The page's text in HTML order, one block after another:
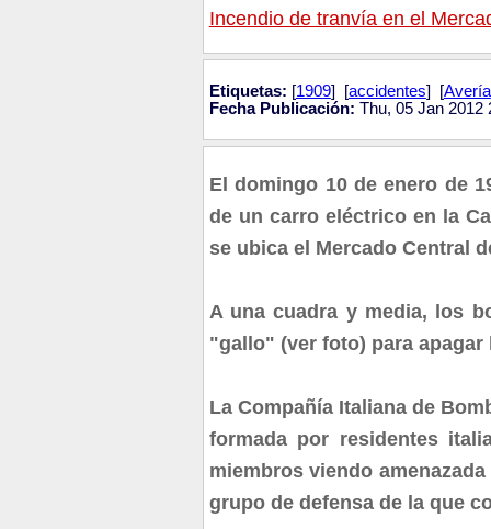
Incendio de tranvía en el
Etiquetas: [1909] [accidentes] [Avería
Fecha Publicación: Thu, 05 Jan 2012
El domingo 10 de enero de
de un carro eléctrico en la
se ubica el Mercado Central
A una cuadra y media, los
"gallo" (ver foto) para
La Compañía Italiana de
formada por residentes
miembros viendo
grupo de defensa de la que